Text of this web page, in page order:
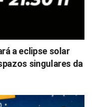
a eclipse solar
singulares da